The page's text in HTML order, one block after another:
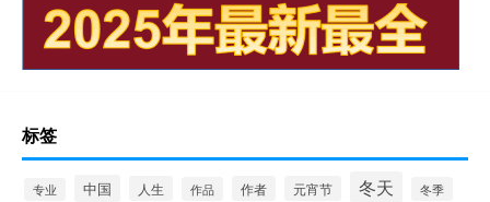
标签
专业 中国 人生 作品 作者 元宵节 冬天 冬季